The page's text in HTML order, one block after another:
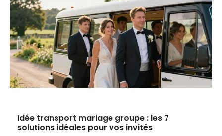
Idée transport mariage groupe : les 7
solutions idéales pour vos invités